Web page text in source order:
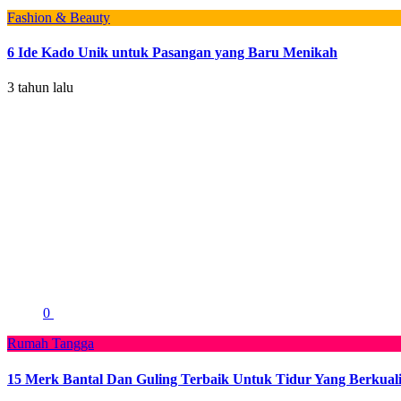
Fashion & Beauty
6 Ide Kado Unik untuk Pasangan yang Baru Menikah
3 tahun lalu
0
Rumah Tangga
15 Merk Bantal Dan Guling Terbaik Untuk Tidur Yang